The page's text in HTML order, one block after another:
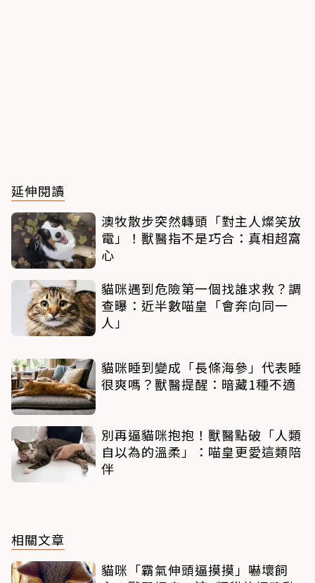
延伸閱讀
澳牧散步突然轉頭「對主人燦笑放
電」！獸醫指不是巧合：真相超窩
心
貓咪遇到危險第一個找誰求救？調
查曝：近半數喵皇「會奔向同一
人」
貓咪睡到變成「長條海參」代表睡
很爽嗎？獸醫提醒：暗藏1種不適
別再逼貓咪抱抱！獸醫點破「人類
自以為的溫柔」：喵皇更愛這類陪
伴
相關文章
貓咪「霸氣伸頭逼摸摸」嚇壞飼